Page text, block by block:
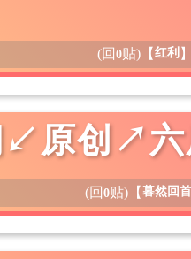
(回0贴) 【红利
原创↗六
(回0贴) 【暮然回